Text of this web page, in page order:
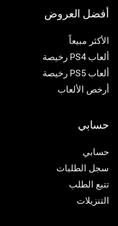
أفضل العروض
الأكثر مبيعاً
ألعاب PS4 رخيصة
ألعاب PS5 رخيصة
أرخص الألعاب
حسابي
حسابي
سجل الطلبات
تتبع الطلب
التنزيلات